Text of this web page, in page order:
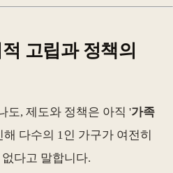
고립과 정책의
도, 제도와 정책은 아직 '가족
다수의 1인 가구가 여전히
다고 말합니다.